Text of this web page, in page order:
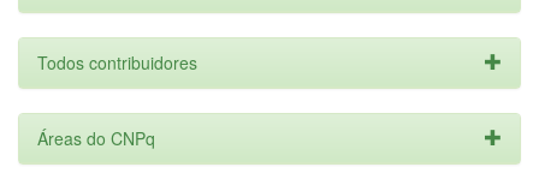
Todos contribuidores
Áreas do CNPq